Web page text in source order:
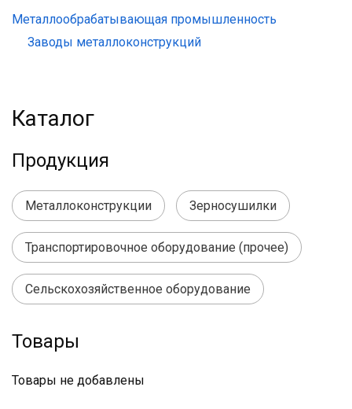
Металлообрабатывающая промышленность
Заводы металлоконструкций
Каталог
Продукция
Металлоконструкции Зерносушилки
Транспортировочное оборудование (прочее)
Сельскохозяйственное оборудование
Товары
Товары не добавлены